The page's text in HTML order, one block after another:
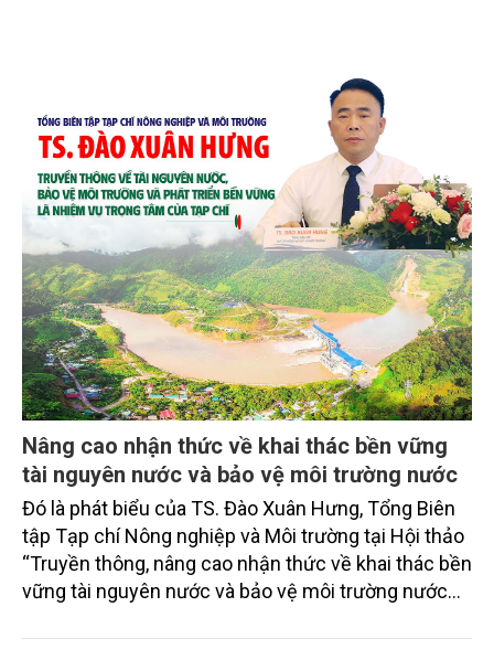
Nâng cao nhận thức về khai thác bền vững
tài nguyên nước và bảo vệ môi trường nước
Đó là phát biểu của TS. Đào Xuân Hưng, Tổng Biên
tập Tạp chí Nông nghiệp và Môi trường tại Hội thảo
“Truyền thông, nâng cao nhận thức về khai thác bền
vững tài nguyên nước và bảo vệ môi trường nước
trường phối hợp với Sở Nông nghiệp và Môi trường